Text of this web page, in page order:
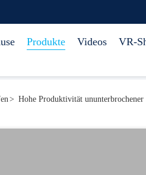
Produkte Videos VR-
> Hohe Produktivität